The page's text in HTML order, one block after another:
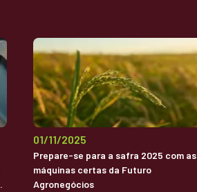
01/11/2025
Prepare-se para a safra 2025 com as
máquinas certas da Futuro
Agronegócios